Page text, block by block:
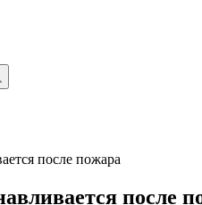
после пожара
после